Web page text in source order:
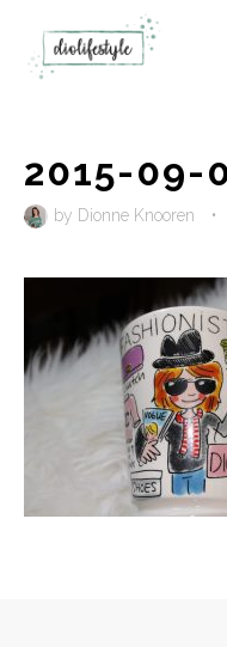
2015-09-
by Dionne Knooren •